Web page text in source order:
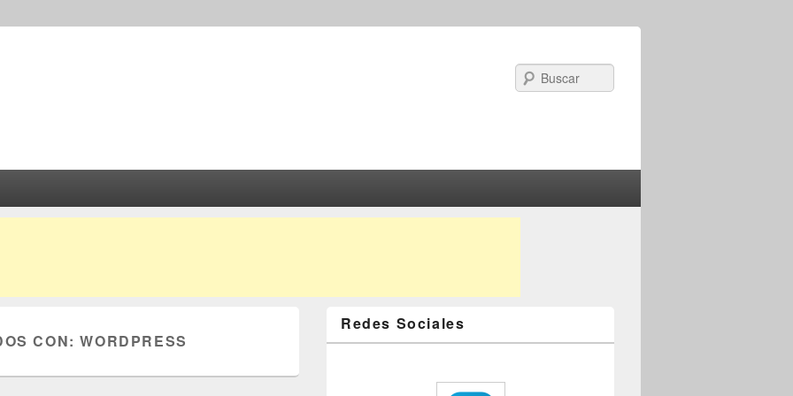
CON:WORDPRESS
Redes Sociales